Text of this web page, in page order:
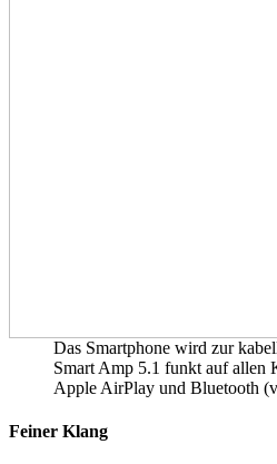
Das Smartphone wird zur
Smart Amp 5.1 funkt auf allen
Apple AirPlay und Bluetooth
Feiner Klang